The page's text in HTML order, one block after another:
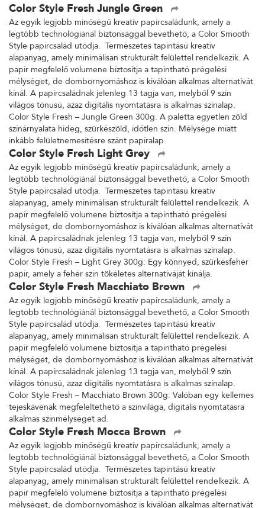
Color Style Fresh Jungle Green
Az egyik legjobb minőségű kreatív papírcsaládunk, amely a
legtöbb technológiánál biztonsággal bevethető, a Color Smooth
Style papírcsalád utódja. Természetes tapintású kreatív
alapanyag, amely minimálisan strukturált felülettel rendelkezik. A
papír megfelelő volumene biztosítja a tapintható prégelési
mélységet, de dombornyomáshoz is kiválóan alkalmas alternatívát
kínál. A papírcsaládnak jelenleg 13 tagja van, melyből 9 szín
világos tónusú, azaz digitális nyomtatásra is alkalmas színalap.
Color Style Fresh – Jungle Green 300g. A paletta egyetlen zöld
színárnyalata hideg, szürkészöld, időtlen szín. Mélysége miatt
inkább felületnemesítésre szánt papíralap.
Color Style Fresh Light Grey
Az egyik legjobb minőségű kreatív papírcsaládunk, amely a
legtöbb technológiánál biztonsággal bevethető, a Color Smooth
Style papírcsalád utódja. Természetes tapintású kreatív
alapanyag, amely minimálisan strukturált felülettel rendelkezik. A
papír megfelelő volumene biztosítja a tapintható prégelési
mélységet, de dombornyomáshoz is kiválóan alkalmas alternatívát
kínál. A papírcsaládnak jelenleg 13 tagja van, melyből 9 szín
világos tónusú, azaz digitális nyomtatásra is alkalmas színalap.
Color Style Fresh – Light Grey 300g: Egy könnyed, szürkésfehér
papír, amely a fehér szín tökéletes alternatíváját kínálja.
Color Style Fresh Macchiato Brown
Az egyik legjobb minőségű kreatív papírcsaládunk, amely a
legtöbb technológiánál biztonsággal bevethető, a Color Smooth
Style papírcsalád utódja. Természetes tapintású kreatív
alapanyag, amely minimálisan strukturált felülettel rendelkezik. A
papír megfelelő volumene biztosítja a tapintható prégelési
mélységet, de dombornyomáshoz is kiválóan alkalmas alternatívát
kínál. A papírcsaládnak jelenleg 13 tagja van, melyből 9 szín
világos tónusú, azaz digitális nyomtatásra is alkalmas színalap.
Color Style Fresh – Macchiato Brown 300g: Valóban egy kellemes
tejeskávénak megfeleltethető a színvilága, digitális nyomtatásra
alkalmas színmélységet ad.
Color Style Fresh Mocca Brown
Az egyik legjobb minőségű kreatív papírcsaládunk, amely a
legtöbb technológiánál biztonsággal bevethető, a Color Smooth
Style papírcsalád utódja. Természetes tapintású kreatív
alapanyag, amely minimálisan strukturált felülettel rendelkezik. A
papír megfelelő volumene biztosítja a tapintható prégelési
mélységet, de dombornyomáshoz is kiválóan alkalmas alternatívát